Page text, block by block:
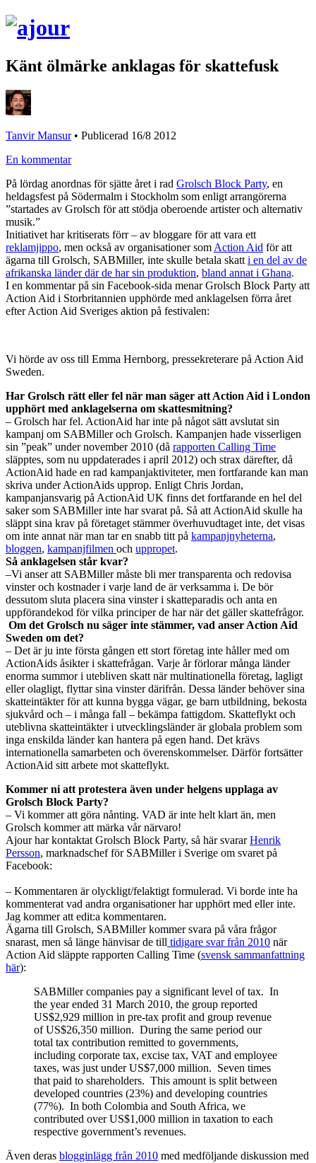
Känt ölmärke anklagas för skattefusk
Tanvir Mansur• Publicerad 16/8 2012
En kommentar
På lördag anordnas för sjätte året i rad Grolsch Block Party, en
heldagsfest på Södermalm i Stockholm som enligt arrangörerna
”startades av Grolsch för att stödja oberoende artister och alternativ
musik.”
Initiativet har kritiserats förr – av bloggare för att vara ett
reklamjippo, men också av organisationer som Action Aid för att
ägarna till Grolsch, SABMiller, inte skulle betala skatt i en del av de
afrikanska länder där de har sin produktion, bland annat i Ghana.
I en kommentar på sin Facebook-sida menar Grolsch Block Party att
Action Aid i Storbritannien upphörde med anklagelsen förra året
efter Action Aid Sveriges aktion på festivalen:
Vi hörde av oss till Emma Hernborg, pressekreterare på Action Aid
Sweden.
Har Grolsch rätt eller fel när man säger att Action Aid i London
upphört med anklagelserna om skattesmitning?
– Grolsch har fel. ActionAid har inte på något sätt avslutat sin
kampanj om SABMiller och Grolsch. Kampanjen hade visserligen
sin ”peak” under november 2010 (då rapporten Calling Time
släpptes, som nu uppdaterades i april 2012) och strax därefter, då
ActionAid hade en rad kampanjaktiviteter, men fortfarande kan man
skriva under ActionAids upprop. Enligt Chris Jordan,
kampanjansvarig på ActionAid UK finns det fortfarande en hel del
saker som SABMiller inte har svarat på. Så att ActionAid skulle ha
släppt sina krav på företaget stämmer överhuvudtaget inte, det visas
om inte annat när man tar en snabb titt på kampanjnyheterna,
bloggen, kampanjfilmen och uppropet.
Så anklagelsen står kvar?
–Vi anser att SABMiller måste bli mer transparenta och redovisa
vinster och kostnader i varje land de är verksamma i. De bör
dessutom sluta placera sina vinster i skatteparadis och anta en
uppförandekod för vilka principer de har när det gäller skattefrågor.
Om det Grolsch nu säger inte stämmer, vad anser Action Aid
Sweden om det?
– Det är ju inte första gången ett stort företag inte håller med om
ActionAids åsikter i skattefrågan. Varje år förlorar många länder
enorma summor i utebliven skatt när multinationella företag, lagligt
eller olagligt, flyttar sina vinster därifrån. Dessa länder behöver sina
skatteintäkter för att kunna bygga vägar, ge barn utbildning, bekosta
sjukvård och – i många fall – bekämpa fattigdom. Skatteflykt och
uteblivna skatteintäkter i utvecklingsländer är globala problem som
inga enskilda länder kan hantera på egen hand. Det krävs
internationella samarbeten och överenskommelser. Därför fortsätter
ActionAid sitt arbete mot skatteflykt.
Kommer ni att protestera även under helgens upplaga av
Grolsch Block Party?
– Vi kommer att göra nånting. VAD är inte helt klart än, men
Grolsch kommer att märka vår närvaro!
Ajour har kontaktat Grolsch Block Party, så här svararHenrik
Persson, marknadschef för SABMiller i Sverige om svaret på
Facebook:
– Kommentaren är olyckligt/felaktigt formulerad. Vi borde inte ha
kommenterat vad andra organisationer har upphört med eller inte.
Jag kommer att edit:a kommentaren.
Ägarna till Grolsch, SABMiller kommer svara på våra frågor
snarast, men så länge hänvisar de till tidigare svar från 2010 när
Action Aid släppte rapporten Calling Time (svensk sammanfattning
här):
SABMiller companies pay a significant level of tax. In
the year ended 31 March 2010, the group reported
US$2,929 million in pre-tax profit and group revenue
of US$26,350 million. During the same period our
total tax contribution remitted to governments,
including corporate tax, excise tax, VAT and employee
taxes, was just under US$7,000 million. Seven times
that paid to shareholders. This amount is split between
developed countries (23%) and developing countries
(77%). In both Colombia and South Africa, we
contributed over US$1,000 million in taxation to each
respective government’s revenues.
Även deras blogginlägg från 2010 med medföljande diskussion med